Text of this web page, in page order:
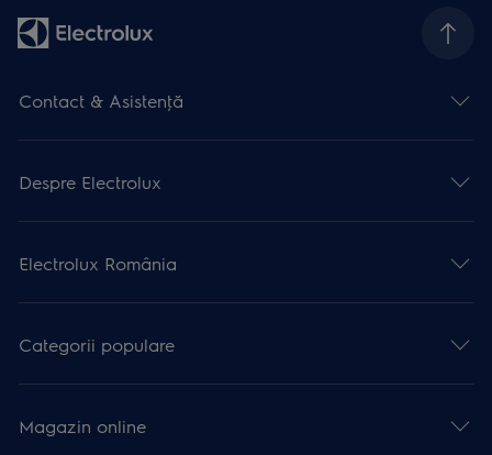
Contact & Asistenţă
Despre Electrolux
Electrolux România
Categorii populare
Magazin online